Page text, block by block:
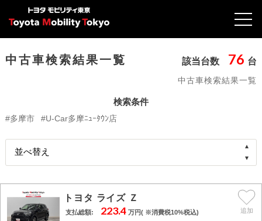
中古車検索結果一覧
中古車検索結果一覧
該当台数 76 台
検索条件
#多摩市 #U-Car多摩ﾆｭｰﾀｳﾝ店
トヨタ ライズ Ｚ
支払総額: 223.4万円( ※消費税10%税込)